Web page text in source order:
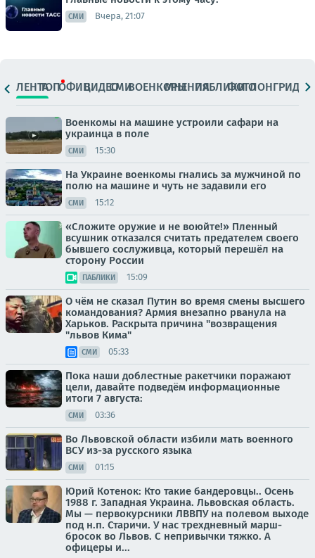
СМИ Вчера, 21:07
ЛЕНТАТОПОФИЦ.ВИДЕОСМИВОЕНКОРЫМНЕНИЯПАБЛИКИ
ФОТОЛОНГРИДЫ
Военкомы на машине устроили сафари на
украинца в поле
СМИ 15:30
На Украине военкомы гнались за мужчиной по
полю на машине и чуть не задавили его
СМИ 15:12
«Сложите оружие и не воюйте!» Пленный
всушник отказался считать предателем своего
бывшего сослуживца, который перешёл на
сторону России
ПАБЛИКИ 15:09
О чём не сказал Путин во время смены высшего
командования? Армия внезапно рванула на
Харьков. Раскрыта причина "возвращения
"львов Кима"
СМИ 05:33
Пока наши доблестные ракетчики поражают
цели, давайте подведём информационные
итоги 7 августа:
СМИ 03:36
Во Львовской области избили мать военного
ВСУ из-за русского языка
СМИ 01:15
Юрий Котенок: Кто такие бандеровцы.. Осень
1988 г. Западная Украина. Львовская область.
Мы — первокурсники ЛВВПУ на полевом выходе
под н.п. Старичи. У нас трехдневный марш-
бросок во Львов. С непривычки тяжко. А
офицеры и...